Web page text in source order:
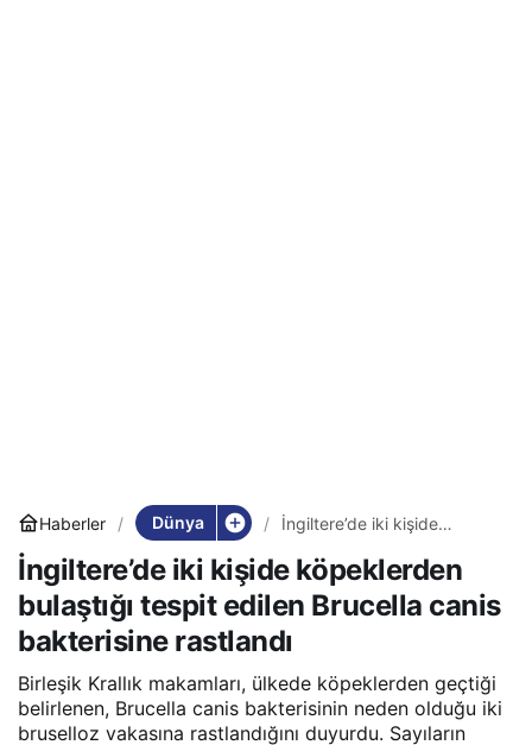
Haberler Dünya
İngiltere’de iki kişide
edilen Brucella canis
bakterisine rastlandı
İngiltere’de iki kişide köpeklerden
bulaştığı tespit edilen Brucella canis
bakterisine rastlandı
Birleşik Krallık makamları, ülkede köpeklerden geçtiği
belirlenen, Brucella canis bakterisinin neden olduğu iki
bruselloz vakasına rastlandığını duyurdu. Sayıların